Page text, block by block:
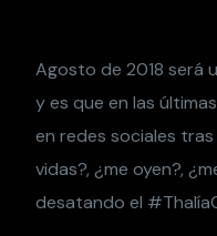
Agosto de 2018 será
y es que en las
en redes sociales tras
vidas?, ¿me oyen?,
desatando el